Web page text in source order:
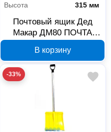
Высота
315 мм
Почтовый ящик Дед
Макар ДМ80 ПОЧТА
00014923
В корзину
-33%